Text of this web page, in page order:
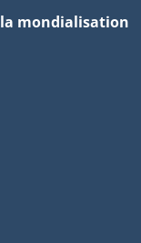
la mondialisation